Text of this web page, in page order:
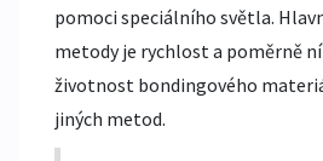
pomoci speciálního světla.
metody je rychlost a poměrně
životnost bondingového
jiných metod.